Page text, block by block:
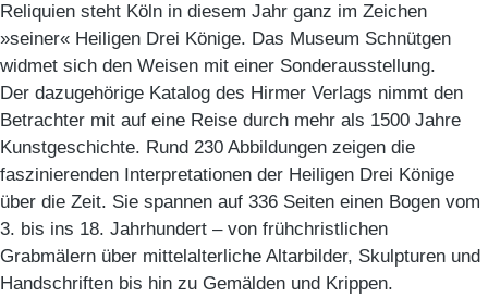
Reliquien steht Köln in diesem Jahr ganz im Zeichen
»seiner« Heiligen Drei Könige. Das Museum Schnütgen
widmet sich den Weisen mit einer Sonderausstellung.
Der dazugehörige Katalog des Hirmer Verlags nimmt den
Betrachter mit auf eine Reise durch mehr als 1500 Jahre
Kunstgeschichte. Rund 230 Abbildungen zeigen die
faszinierenden Interpretationen der Heiligen Drei Könige
über die Zeit. Sie spannen auf 336 Seiten einen Bogen vom
3. bis ins 18. Jahrhundert – von frühchristlichen
Grabmälern über mittelalterliche Altarbilder, Skulpturen und
Handschriften bis hin zu Gemälden und Krippen.